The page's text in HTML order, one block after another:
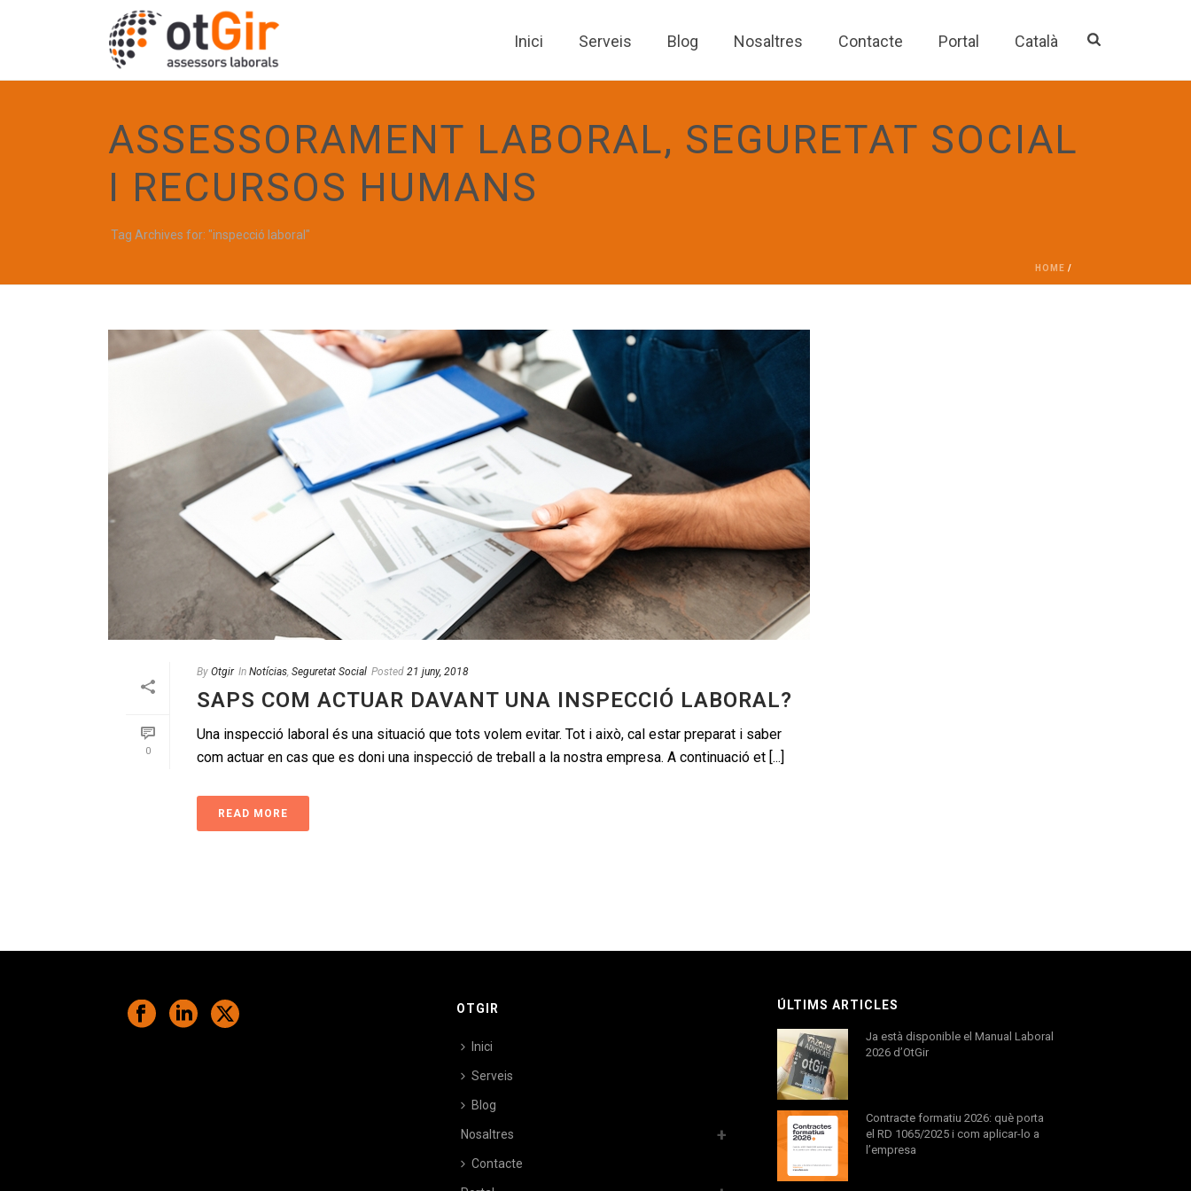
Inici Serveis Blog Nosaltres Contacte Portal Català
ASSESSORAMENT LABORAL, SEGURETAT SOCIAL
I RECURSOS HUMANS
Tag Archives for: "inspecció laboral"
HOME /
0
By Otgir In Notícias, Seguretat Social Posted 21 juny, 2018
SAPS COM ACTUAR DAVANT UNA INSPECCIÓ LABORAL?
Una inspecció laboral és una situació que tots volem evitar. Tot i això, cal estar preparat i saber
com actuar en cas que es doni una inspecció de treball a la nostra empresa. A continuació et [...]
READ MORE
OTGIR
Inici
Serveis
Blog
Nosaltres
Contacte
ÚLTIMS ARTICLES
Ja està disponible el Manual Laboral
2026 d’OtGir
Contracte formatiu 2026: què porta
el RD 1065/2025 i com aplicar-lo a
l’empresa